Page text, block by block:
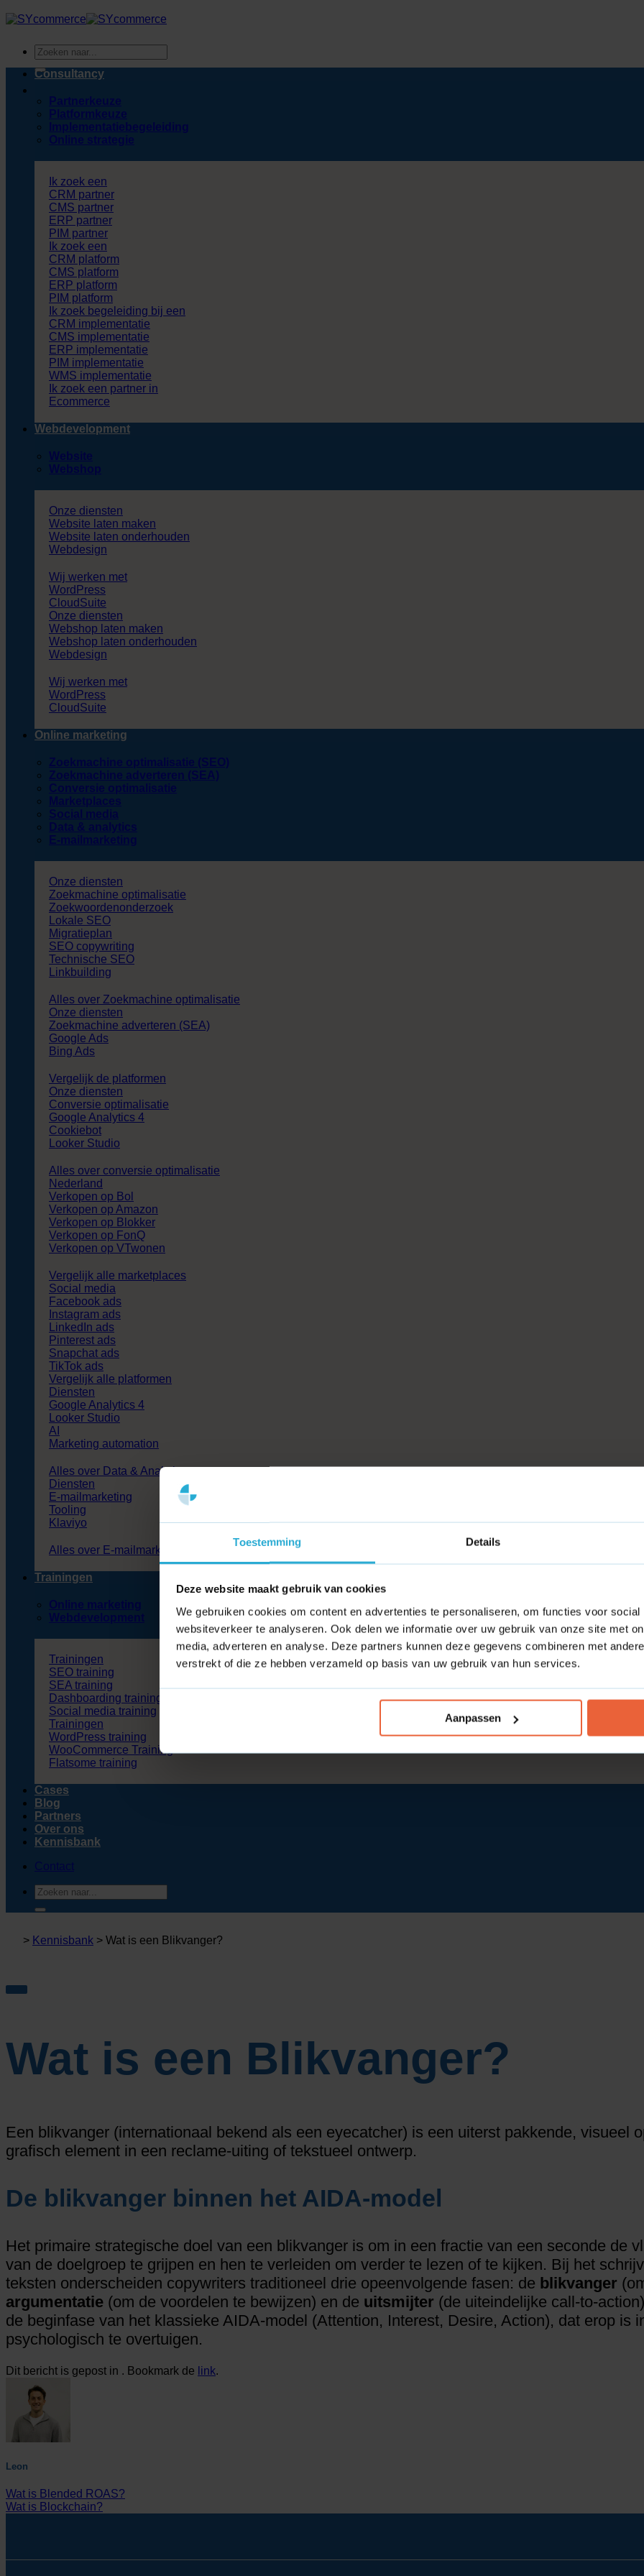
Toestemming Details
Deze website maakt gebruik van cookies
We gebruiken cookies om content en advertenties te personaliseren, om functies voor
websiteverkeer te analyseren. Ook delen we informatie over uw gebruik van onze site met
media, adverteren en analyse. Deze partners kunnen deze gegevens combineren met
verstrekt of die ze hebben verzameld op basis van uw gebruik van hun services.
Aanpassen
Ga
naar
Zoeken
naar:
Consultancy
Partnerkeuze
Platformkeuze
Implementatiebegeleiding
Online strategie
Ik zoek een
CRM partner
CMS partner
ERP partner
PIM partner
Ik zoek een
CRM platform
CMS platform
ERP platform
PIM platform
Ik zoek begeleiding bij een
CRM implementatie
CMS implementatie
ERP implementatie
PIM implementatie
WMS implementatie
Ik zoek een partner in
Ecommerce
Webdevelopment
Website
Webshop
Onze diensten
Website laten maken
Website laten onderhouden
Webdesign
Wij werken met
WordPress
CloudSuite
Onze diensten
Webshop laten maken
Webshop laten onderhouden
Webdesign
Wij werken met
WordPress
CloudSuite
Online marketing
Zoekmachine optimalisatie (SEO)
Zoekmachine adverteren (SEA)
Conversie optimalisatie
Marketplaces
Social media
Data & analytics
E-mailmarketing
Onze diensten
Zoekmachine optimalisatie
Zoekwoordenonderzoek
Lokale SEO
Migratieplan
SEO copywriting
Technische SEO
Linkbuilding
Alles over Zoekmachine optimalisatie
Onze diensten
Zoekmachine adverteren (SEA)
Google Ads
Bing Ads
Vergelijk de platformen
Onze diensten
Conversie optimalisatie
Google Analytics 4
Cookiebot
Looker Studio
Alles over conversie optimalisatie
Nederland
Verkopen op Bol
Verkopen op Amazon
Verkopen op Blokker
Verkopen op FonQ
Verkopen op VTwonen
Vergelijk alle marketplaces
Social media
Facebook ads
Instagram ads
LinkedIn ads
Pinterest ads
Snapchat ads
TikTok ads
Vergelijk alle platformen
Diensten
Google Analytics 4
Looker Studio
AI
Marketing automation
Alles over Data & Analytics
Diensten
E-mailmarketing
Tooling
Klaviyo
Alles over E-mailmarketing
Trainingen
Online marketing
Webdevelopment
Trainingen
SEO training
SEA training
Dashboarding training
Social media training
Trainingen
WordPress training
WooCommerce Training
Flatsome training
Cases
Blog
Partners
Over ons
Kennisbank
Contact
Zoeken
naar:
> Kennisbank > Wat is een Blikvanger?
Wat is een Blikvanger?
Een blikvanger (internationaal bekend als een eyecatcher) is een uiterst pakkende, visueel
grafisch element in een reclame-uiting of tekstueel ontwerp.
De blikvanger binnen het AIDA-model
Het primaire strategische doel van een blikvanger is om in een fractie van een seconde de
van de doelgroep te grijpen en hen te verleiden om verder te lezen of te kijken. Bij het
teksten onderscheiden copywriters traditioneel drie opeenvolgende fasen: de blikvanger
argumentatie (om de voordelen te bewijzen) en de uitsmijter (de uiteindelijke call-to-
de beginfase van het klassieke AIDA-model (Attention, Interest, Desire, Action), dat erop is
psychologisch te overtuigen.
Dit bericht is gepost in . Bookmark de link.
Leon
Wat is Blended ROAS?
Wat is Blockchain?